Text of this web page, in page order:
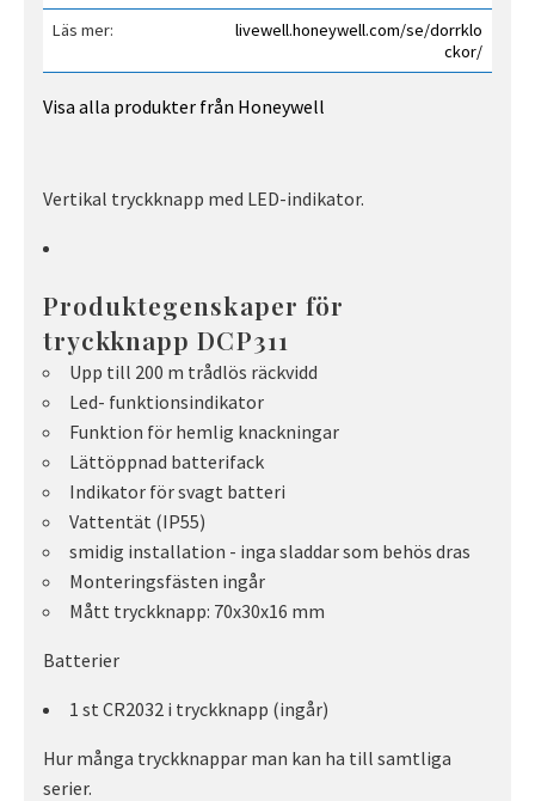
Läs mer
livewell.honeywell.com/se/dorrklo
ckor/
Visa alla produkter från Honeywell
Vertikal tryckknapp med LED-indikator.
Produktegenskaper för
tryckknapp DCP311
Upp till 200 m trådlös räckvidd
Led- funktionsindikator
Funktion för hemlig knackningar
Lättöppnad batterifack
Indikator för svagt batteri
Vattentät (IP55)
smidig installation - inga sladdar som behös dras
Monteringsfästen ingår
Mått tryckknapp: 70x30x16 mm
Batterier
1 st CR2032 i tryckknapp (ingår)
Hur många tryckknappar man kan ha till samtliga
serier.